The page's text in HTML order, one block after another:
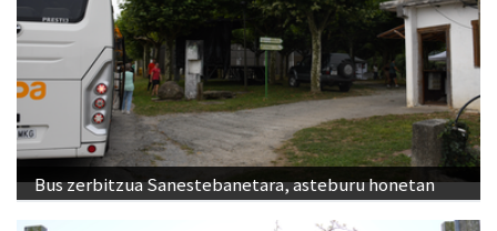
Bus zerbitzua Sanestebanetara, asteburu honetan